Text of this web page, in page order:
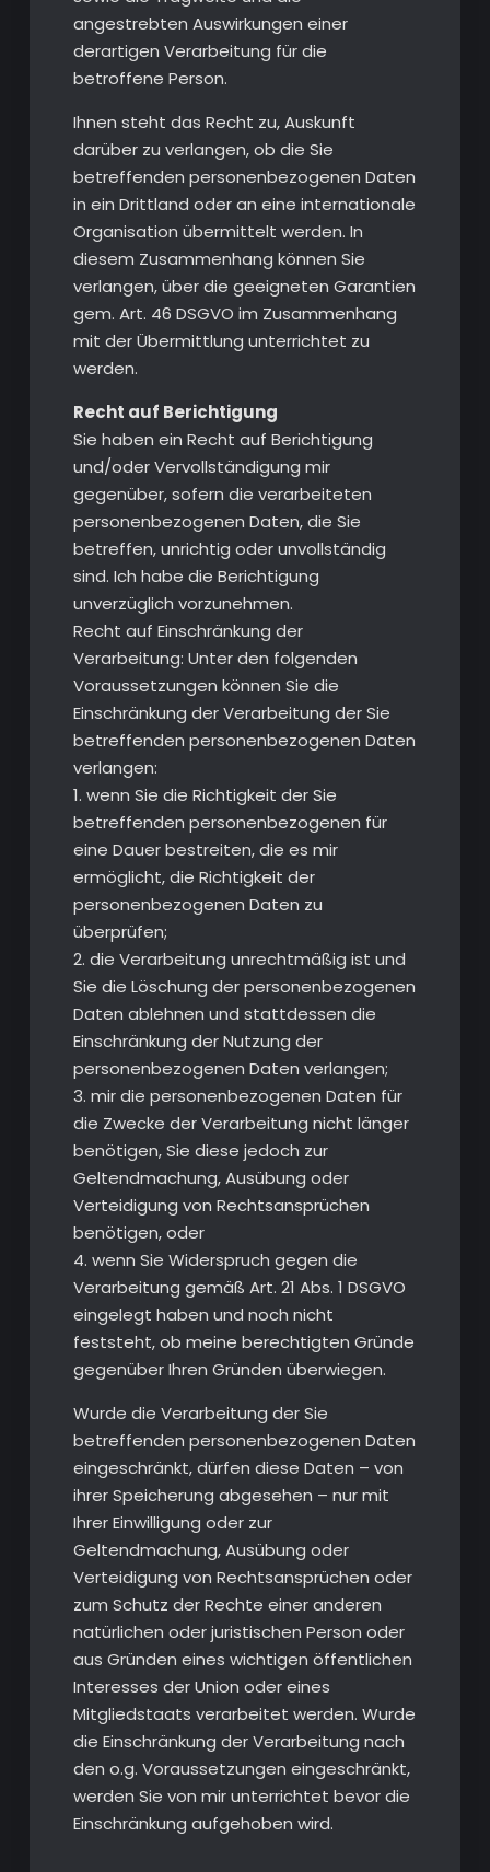
angestrebten Auswirkungen einer
derartigen Verarbeitung für die
betroffene Person.
Ihnen steht das Recht zu, Auskunft
darüber zu verlangen, ob die Sie
betreffenden personenbezogenen Daten
in ein Drittland oder an eine internationale
Organisation übermittelt werden. In
diesem Zusammenhang können Sie
verlangen, über die geeigneten Garantien
gem. Art. 46 DSGVO im Zusammenhang
mit der Übermittlung unterrichtet zu
werden.
Recht auf Berichtigung
Sie haben ein Recht auf Berichtigung
und/oder Vervollständigung mir
gegenüber, sofern die verarbeiteten
personenbezogenen Daten, die Sie
betreffen, unrichtig oder unvollständig
sind. Ich habe die Berichtigung
unverzüglich vorzunehmen.
Recht auf Einschränkung der
Verarbeitung: Unter den folgenden
Voraussetzungen können Sie die
Einschränkung der Verarbeitung der Sie
betreffenden personenbezogenen Daten
verlangen:
1. wenn Sie die Richtigkeit der Sie
betreffenden personenbezogenen für
eine Dauer bestreiten, die es mir
ermöglicht, die Richtigkeit der
personenbezogenen Daten zu
überprüfen;
2. die Verarbeitung unrechtmäßig ist und
Sie die Löschung der personenbezogenen
Daten ablehnen und stattdessen die
Einschränkung der Nutzung der
personenbezogenen Daten verlangen;
3. mir die personenbezogenen Daten für
die Zwecke der Verarbeitung nicht länger
benötigen, Sie diese jedoch zur
Geltendmachung, Ausübung oder
Verteidigung von Rechtsansprüchen
benötigen, oder
4. wenn Sie Widerspruch gegen die
Verarbeitung gemäß Art. 21 Abs. 1 DSGVO
eingelegt haben und noch nicht
feststeht, ob meine berechtigten Gründe
gegenüber Ihren Gründen überwiegen.
Wurde die Verarbeitung der Sie
betreffenden personenbezogenen Daten
eingeschränkt, dürfen diese Daten – von
ihrer Speicherung abgesehen – nur mit
Ihrer Einwilligung oder zur
Geltendmachung, Ausübung oder
Verteidigung von Rechtsansprüchen oder
zum Schutz der Rechte einer anderen
natürlichen oder juristischen Person oder
aus Gründen eines wichtigen öffentlichen
Interesses der Union oder eines
Mitgliedstaats verarbeitet werden. Wurde
die Einschränkung der Verarbeitung nach
den o.g. Voraussetzungen eingeschränkt,
werden Sie von mir unterrichtet bevor die
Einschränkung aufgehoben wird.